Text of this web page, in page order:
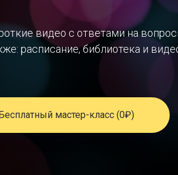
видео с ответами на
расписание, библиотека и
мастер-класс (0₽)